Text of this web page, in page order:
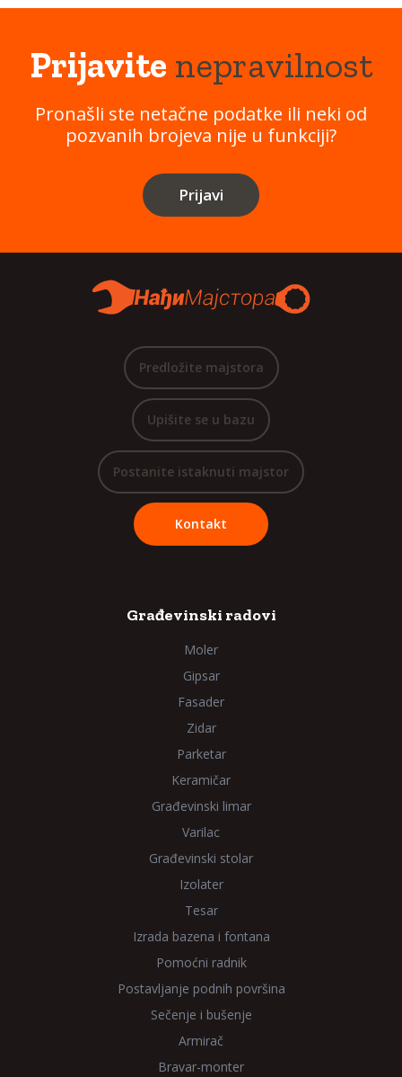
Prijavitenepravilnost
Pronašli ste netačne podatke ili neki od
pozvanih brojeva nije u funkciji?
Prijavi
Predložite majstora
Upišite se u bazu
Postanite istaknuti majstor
Kontakt
Građevinski radovi
Moler
Gipsar
Fasader
Zidar
Parketar
Keramičar
Građevinski limar
Varilac
Građevinski stolar
Izolater
Tesar
Izrada bazena i fontana
Pomoćni radnik
Postavljanje podnih površina
Sečenje i bušenje
Armirač
Bravar-monter